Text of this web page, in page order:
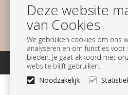
Deze website
van Cookies
We gebruiken cookies om ons
analyseren en om functies
bieden. Je gaat akkoord met
website blijft gebruiken.
Noodzakelijk
Volg ons
© Homesociety